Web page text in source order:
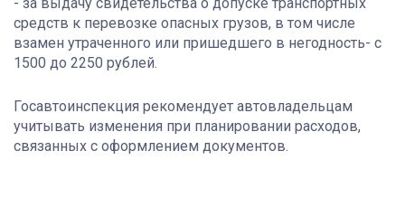
средств к перевозке опасных грузов, в том числе
взамен утраченного или пришедшего в негодность- с
1500 до 2250 рублей.
Госавтоинспекция рекомендует автовладельцам
учитывать изменения при планировании расходов,
связанных с оформлением документов.